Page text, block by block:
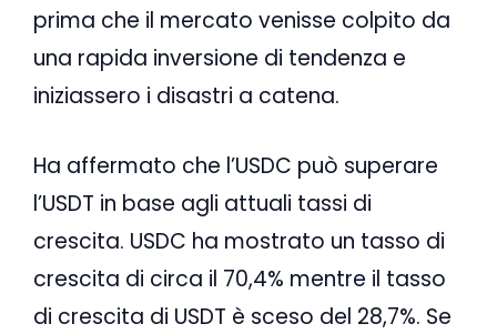
prima che il mercato venisse colpito da
una rapida inversione di tendenza e
iniziassero i disastri a catena.
Ha affermato che l’USDC può superare
l’USDT in base agli attuali tassi di
crescita. USDC ha mostrato un tasso di
crescita di circa il 70,4% mentre il tasso
di crescita di USDT è sceso del 28,7%. Se